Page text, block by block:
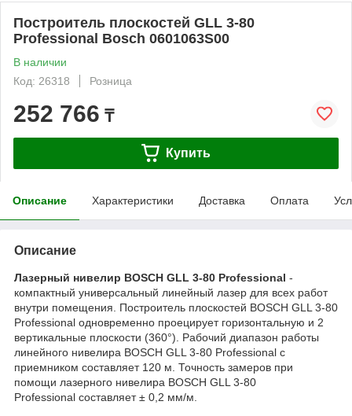
Построитель плоскостей GLL 3-80
Professional Bosch 0601063S00
В наличии
Код: 26318
Розница
252 766 ₸
Купить
Описание Характеристики Доставка Оплата
Описание
Лазерный нивелир BOSCH GLL 3-80 Professional -
компактный универсальный линейный лазер для всех работ
внутри помещения. Построитель плоскостей BOSCH GLL 3-80
Professional одновременно проецирует горизонтальную и 2
вертикальные плоскости (360°). Рабочий диапазон работы
линейного нивелира BOSCH GLL 3-80 Professional с
приемником составляет 120 м. Точность замеров при
помощи лазерного нивелира BOSCH GLL 3-80
Professional составляет ± 0,2 мм/м.